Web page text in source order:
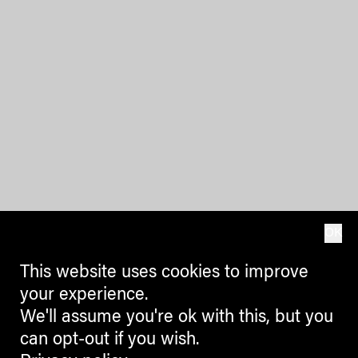
This website uses cookies to improve
your experience.
We'll assume you're ok with this, but you
can opt-out if you wish.